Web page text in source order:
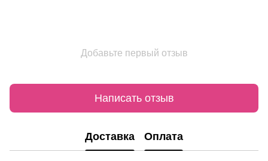
Добавьте первый отзыв
Написать отзыв
Доставка Оплата